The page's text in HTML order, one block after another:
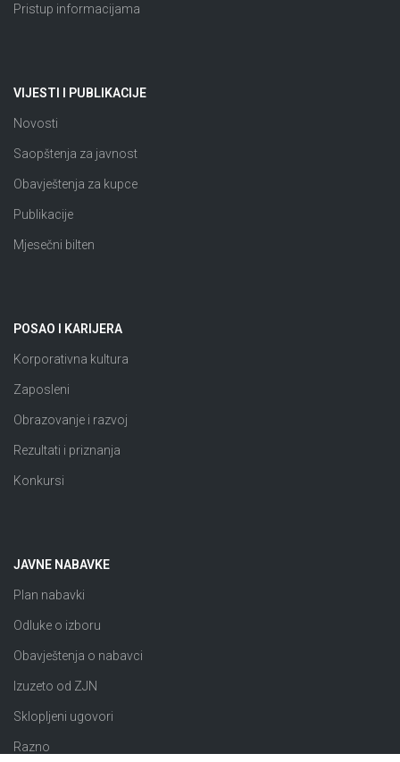
Pristup informacijama
VIJESTI I PUBLIKACIJE
Novosti
Saopštenja za javnost
Obavještenja za kupce
Publikacije
Mjesečni bilten
POSAO I KARIJERA
Korporativna kultura
Zaposleni
Obrazovanje i razvoj
Rezultati i priznanja
Konkursi
JAVNE NABAVKE
Plan nabavki
Odluke o izboru
Obavještenja o nabavci
Izuzeto od ZJN
Sklopljeni ugovori
Razno